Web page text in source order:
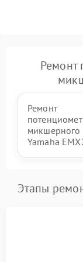
Повреждение
защиты от
Неисправность
защиты от
от
Поломка
от замыкания
Ремонт
Ремонт
микшерного
Yamaha
Этапы